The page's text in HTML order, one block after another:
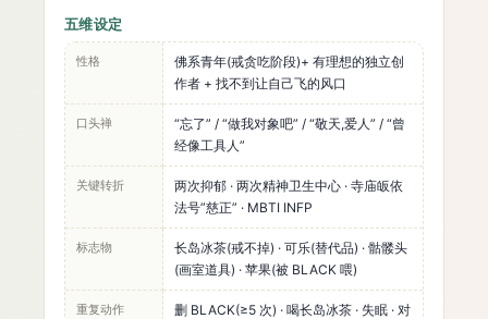
五维设定
性格
佛系青年(戒贪吃阶段)+ 有理想的独立创
作者 + 找不到让自己飞的风口
口头禅
“忘了” / “做我对象吧” / “敬天,爱人” / “曾
经像工具人”
关键转折
两次抑郁 · 两次精神卫生中心 · 寺庙皈依
法号”慈正” · MBTI INFP
标志物
长岛冰茶(戒不掉) · 可乐(替代品) · 骷髅头
(画室道具) · 苹果(被 BLACK 喂)
重复动作
删 BLACK(≥5 次) · 喝长岛冰茶 · 失眠 · 对